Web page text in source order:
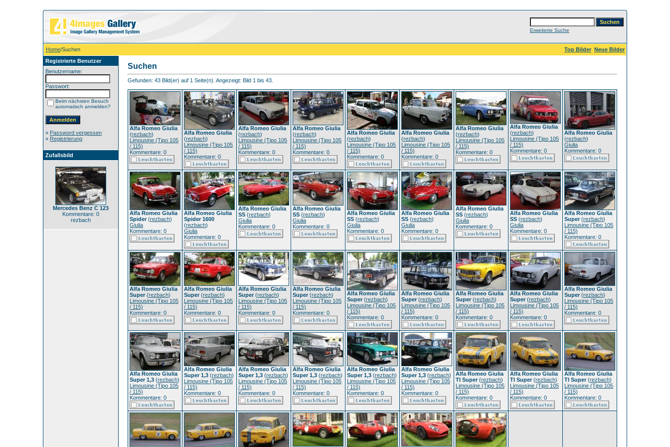
Erweiterte Suche
Home/Suchen Top Bilder Neue Bilder
Registrierte Benutzer
Benutzername:
Passwort:
Beim nächsten Besuch
automatisch anmelden?
» Password vergessen
» Registrierung
Zufallsbild
Mercedes Benz C 123
Kommentare: 0
rezbach
Suchen
Gefunden: 43 Bild(er) auf 1 Seite(n). Angezeigt: Bild 1 bis 43.
Alfa Romeo Giulia
(rezbach)
Limousine (Tipo 105
/ 115)
Kommentare: 0
Alfa Romeo Giulia
(rezbach)
Limousine (Tipo 105
/ 115)
Kommentare: 0
Alfa Romeo Giulia
(rezbach)
Limousine (Tipo 105
/ 115)
Kommentare: 0
Alfa Romeo Giulia
(rezbach)
Limousine (Tipo 105
/ 115)
Kommentare: 0
Alfa Romeo Giulia
(rezbach)
Limousine (Tipo 105
/ 115)
Kommentare: 0
Alfa Romeo Giulia
(rezbach)
Limousine (Tipo 105
/ 115)
Kommentare: 0
Alfa Romeo Giulia
(rezbach)
Limousine (Tipo 105
/ 115)
Kommentare: 0
Alfa Romeo Giulia
(rezbach)
Limousine (Tipo 105
/ 115)
Kommentare: 0
Alfa Romeo Giulia
(rezbach)
Giulia
Kommentare: 0
Alfa Romeo Giulia
Spider(rezbach)
Giulia
Kommentare: 0
Alfa Romeo Giulia
Spider 1600
(rezbach)
Giulia
Kommentare: 0
Alfa Romeo Giulia
SS (rezbach)
Giulia
Kommentare: 0
Alfa Romeo Giulia
SS (rezbach)
Giulia
Kommentare: 0
Alfa Romeo Giulia
SS (rezbach)
Giulia
Kommentare: 0
Alfa Romeo Giulia
SS (rezbach)
Giulia
Kommentare: 0
Alfa Romeo Giulia
SS (rezbach)
Giulia
Kommentare: 0
Alfa Romeo Giulia
SS (rezbach)
Giulia
Kommentare: 0
Alfa Romeo Giulia
Super(rezbach)
Limousine (Tipo 105
/ 115)
Kommentare: 0
Alfa Romeo Giulia
Super(rezbach)
Limousine (Tipo 105
/ 115)
Kommentare: 0
Alfa Romeo Giulia
Super(rezbach)
Limousine (Tipo 105
/ 115)
Kommentare: 0
Alfa Romeo Giulia
Super(rezbach)
Limousine (Tipo 105
/ 115)
Kommentare: 0
Alfa Romeo Giulia
Super(rezbach)
Limousine (Tipo 105
/ 115)
Kommentare: 0
Alfa Romeo Giulia
Super(rezbach)
Limousine (Tipo 105
/ 115)
Kommentare: 0
Alfa Romeo Giulia
Super(rezbach)
Limousine (Tipo 105
/ 115)
Kommentare: 0
Alfa Romeo Giulia
Super(rezbach)
Limousine (Tipo 105
/ 115)
Kommentare: 0
Alfa Romeo Giulia
Super(rezbach)
Limousine (Tipo 105
/ 115)
Kommentare: 0
Alfa Romeo Giulia
Super(rezbach)
Limousine (Tipo 105
/ 115)
Kommentare: 0
Alfa Romeo Giulia
Super 1,3 (rezbach)
Limousine (Tipo 105
/ 115)
Kommentare: 0
Alfa Romeo Giulia
Super 1,3 (rezbach)
Limousine (Tipo 105
/ 115)
Kommentare: 0
Alfa Romeo Giulia
Super 1,3 (rezbach)
Limousine (Tipo 105
/ 115)
Kommentare: 0
Alfa Romeo Giulia
Super 1,3 (rezbach)
Limousine (Tipo 105
/ 115)
Kommentare: 0
Alfa Romeo Giulia
Super 1,3 (rezbach)
Limousine (Tipo 105
/ 115)
Kommentare: 0
Alfa Romeo Giulia
Super 1,3 (rezbach)
Limousine (Tipo 105
/ 115)
Kommentare: 0
Alfa Romeo Giulia
TI Super(rezbach)
Limousine (Tipo 105
/ 115)
Kommentare: 0
Alfa Romeo Giulia
TI Super(rezbach)
Limousine (Tipo 105
/ 115)
Kommentare: 0
Alfa Romeo Giulia
TI Super(rezbach)
Limousine (Tipo 105
/ 115)
Kommentare: 0